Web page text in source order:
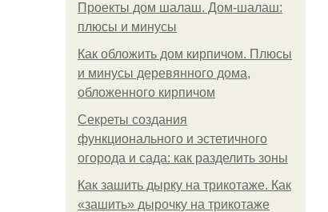
Проекты дом шалаш. Дом-шалаш:
плюсы и минусы
Как обложить дом кирпичом. Плюсы
и минусы деревянного дома,
обложенного кирпичом
Секреты создания
функционального и эстетичного
огорода и сада: как разделить зоны
Как зашить дырку на трикотаже. Как
«зашить» дырочку на трикотаже